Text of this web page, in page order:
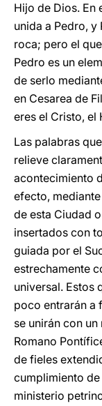
Hijo de Dios. En
unida a Pedro, y
roca; pero el
Pedro es un
de serlo
en Cesarea de
eres el Cristo, el
Las palabras
relieve
acontecimiento
efecto,
de esta Ciudad
insertados con
guiada por el
estrechamente
universal. Estos
poco entrarán a
se unirán con
Romano
de fieles
cumplimiento
ministerio